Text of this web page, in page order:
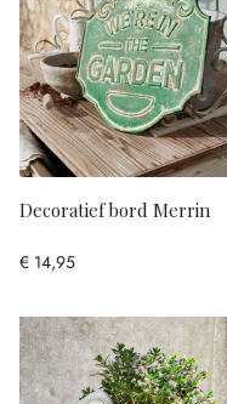
Decoratief bord Merrin
€ 14,95